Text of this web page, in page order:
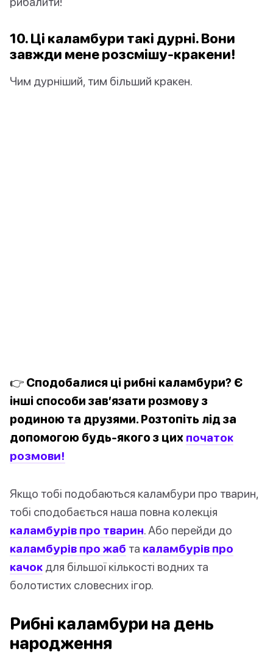
10. Ці каламбури такі дурні. Вони
завжди мене розсмішу-кракени!
Чим дурніший, тим більший кракен.
👉 Сподобалися ці рибні каламбури? Є
інші способи зав’язати розмову з
родиною та друзями. Розтопіть лід за
допомогою будь-якого з цих початок
розмови!
Якщо тобі подобаються каламбури про тварин,
тобі сподобається наша повна колекція
каламбурів про тварин. Або перейди до
каламбурів про жаб та каламбурів про
качок для більшої кількості водних та
болотистих словесних ігор.
Рибні каламбури на день
народження